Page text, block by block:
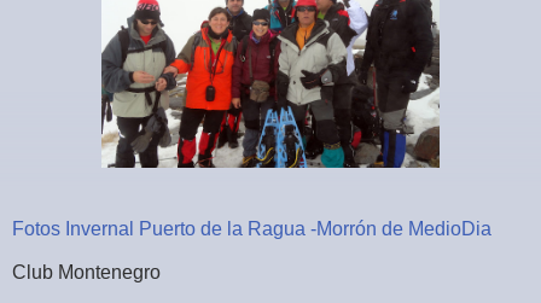
Fotos Invernal Puerto de la Ragua -Morrón de MedioDia
Club Montenegro